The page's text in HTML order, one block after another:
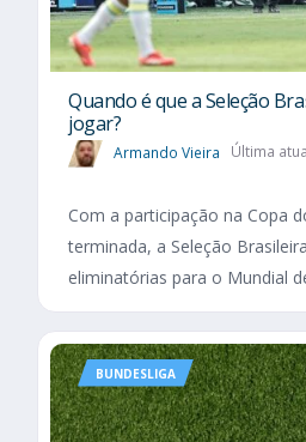
Quando é que a Seleção
jogar?
Armando Vieira Última
Com a participação na Copa
terminada, a Seleção
eliminatórias para o Mundial
BUNDESLIGA